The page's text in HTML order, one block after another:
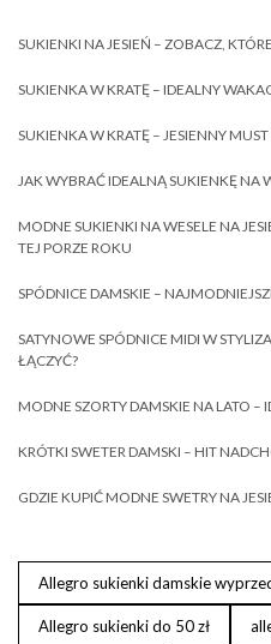
SUKIENKI NA JESIEŃ – ZOBACZ,
SUKIENKA W KRATĘ – IDEALNY
SUKIENKA W KRATĘ – JESIENNY MUST
JAK WYBRAĆ IDEALNĄ SUKIENKĘ NA
MODNE SUKIENKI NA WESELE NA
TEJ PORZE ROKU
SPÓDNICE DAMSKIE –
SATYNOWE SPÓDNICE MIDI W
ŁĄCZYĆ?
MODNE SZORTY DAMSKIE NA LATO –
KRÓTKI SWETER DAMSKI – HIT
GDZIE KUPIĆ MODNE SWETRY NA
Allegro sukienki damskie
Allegro sukienki do 50 zł